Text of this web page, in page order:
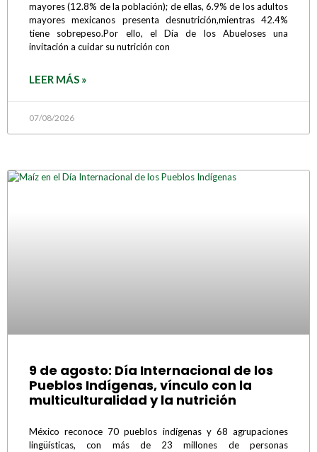
mayores (12.8% de la población); de ellas, 6.9% de los adultos
mayores mexicanos presenta desnutrición,mientras 42.4%
tiene sobrepeso.Por ello, el Día de los Abueloses una
invitación a cuidar su nutrición con
LEER MÁS »
07/08/2026
9 de agosto: Día Internacional de los
Pueblos Indígenas, vínculo con la
multiculturalidad y la nutrición
México reconoce 70 pueblos indígenas y 68 agrupaciones
lingüísticas, con más de 23 millones de personas